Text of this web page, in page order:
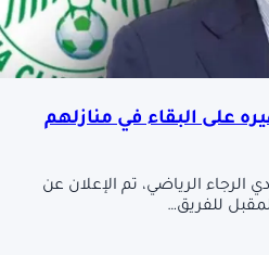
على البقاء في منازلهم
الرجاء الرياضي، تم الإعلان عن
للفريق…